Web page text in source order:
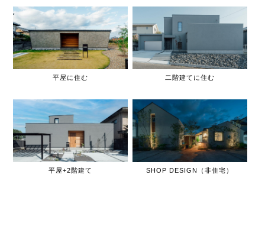
平屋に住む 二階建てに住む
平屋+2階建て SHOP DESIGN（非住宅）